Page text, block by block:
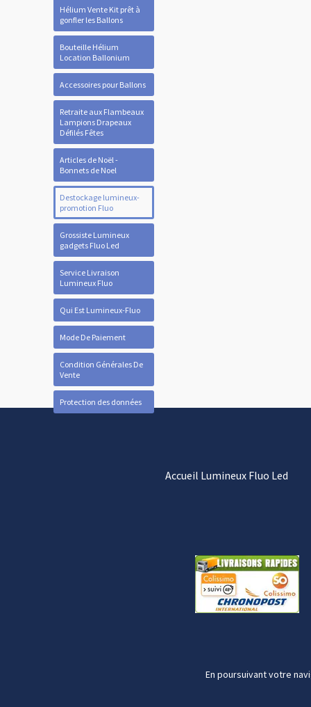
Hélium Vente Kit prêt à
gonfler les Ballons
Bouteille Hélium
Location Ballonium
Accessoires pour Ballons
Retraite aux Flambeaux
Lampions Drapeaux
Défilés Fêtes
Articles de Noël -
Bonnets de Noel
Destockage lumineux-
promotion Fluo
Grossiste Lumineux
gadgets Fluo Led
Service Livraison
Lumineux Fluo
Qui Est Lumineux-Fluo
Mode De Paiement
Condition Générales De
Vente
Protection des données
Accueil Lumineux Fluo Led
En poursuivant votre